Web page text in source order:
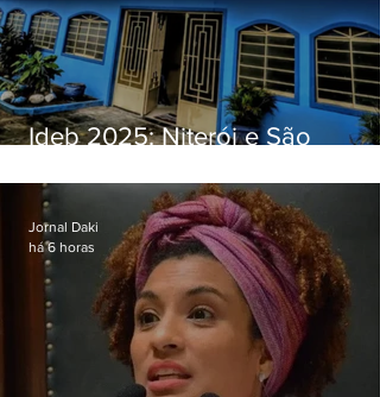
Ideb 2025: Niterói e São
distintos no ensino médio; veja
Jornal Daki
há 6 horas